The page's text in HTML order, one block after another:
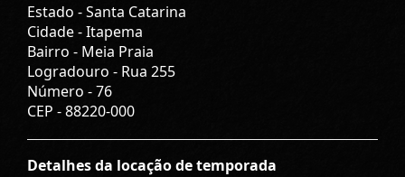
Estado -Santa Catarina
Cidade -Itapema
Bairro - Meia Praia
Logradouro - Rua 255
Número -76
CEP -88220-000
Detalhes da locação de temporada